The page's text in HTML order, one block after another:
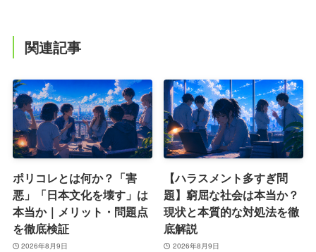
関連記事
ポリコレとは何か？「害
悪」「日本文化を壊す」は
本当か｜メリット・問題点
を徹底検証
2026年8月9日
【ハラスメント多すぎ問
題】窮屈な社会は本当か？
現状と本質的な対処法を徹
底解説
2026年8月9日